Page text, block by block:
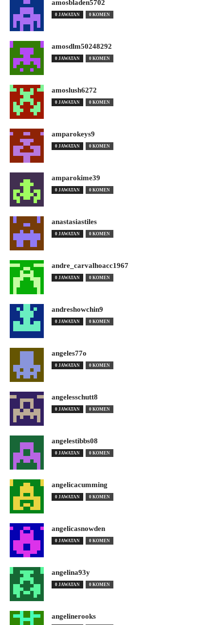
amosbladen5702
0 JAWATAN 0 KOMEN
amosdlm50248292
0 JAWATAN 0 KOMEN
amoslush6272
0 JAWATAN 0 KOMEN
amparokeys9
0 JAWATAN 0 KOMEN
amparokime39
0 JAWATAN 0 KOMEN
anastasiastiles
0 JAWATAN 0 KOMEN
andre_carvalhoacc1967
0 JAWATAN 0 KOMEN
andreshowchin9
0 JAWATAN 0 KOMEN
angeles77o
0 JAWATAN 0 KOMEN
angelesschutt8
0 JAWATAN 0 KOMEN
angelestibbs08
0 JAWATAN 0 KOMEN
angelicacumming
0 JAWATAN 0 KOMEN
angelicasnowden
0 JAWATAN 0 KOMEN
angelina93y
0 JAWATAN 0 KOMEN
angelinerooks